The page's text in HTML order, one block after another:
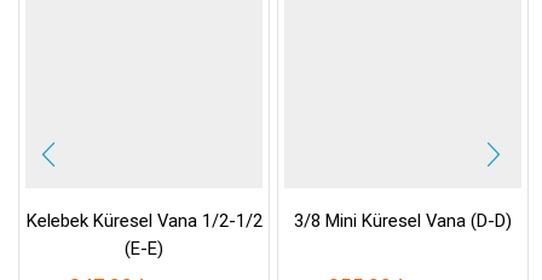
Kelebek Küresel Vana 1/2-1/2
(E-E)
3/8 Mini Küresel Vana (D-D)